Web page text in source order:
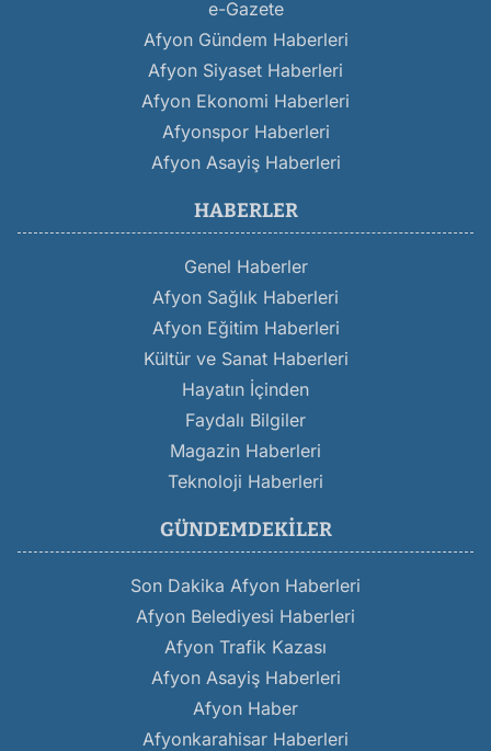
e-Gazete
Afyon Gündem Haberleri
Afyon Siyaset Haberleri
Afyon Ekonomi Haberleri
Afyonspor Haberleri
Afyon Asayiş Haberleri
HABERLER
Genel Haberler
Afyon Sağlık Haberleri
Afyon Eğitim Haberleri
Kültür ve Sanat Haberleri
Hayatın İçinden
Faydalı Bilgiler
Magazin Haberleri
Teknoloji Haberleri
GÜNDEMDEKILER
Son Dakika Afyon Haberleri
Afyon Belediyesi Haberleri
Afyon Trafik Kazası
Afyon Asayiş Haberleri
Afyon Haber
Afyonkarahisar Haberleri